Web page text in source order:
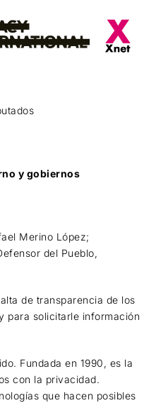
y gobiernos
Merino López;
del Pueblo,
de transparencia de los
para solicitarle información
Fundada en 1990, es la
con la privacidad.
que hacen posibles